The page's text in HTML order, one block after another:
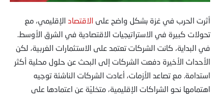
أثرت الحرب في غزة بشكل واضح على الاقتصاد الإقليمي، مع
تحولات كبيرة في الاستراتيجيات الاقتصادية في الشرق الأوسط.
في البداية، كانت الشركات تعتمد على الاستثمارات الغربية، لكن
الأحداث الأخيرة دفعت الشركات إلى البحث عن حلول محلية أكثر
استدامة. مع تصاعد الأزمات، أعادت الشركات الناشئة توجيه
اهتمامها نحو الشراكات الإقليمية، متخليًة عن اعتمادها على